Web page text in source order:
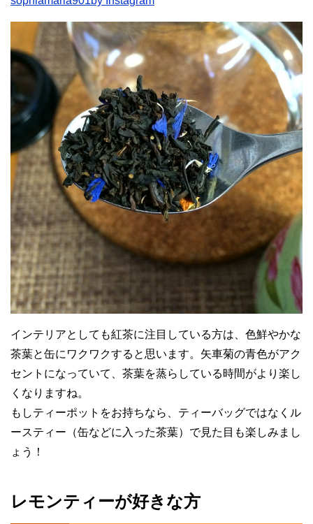
インテリアとしても紅茶に注目している方は、色鮮やかな
茶葉と缶にワクワクすると思います。矢車菊の青色がアク
セントになっていて、茶葉を蒸らしている時間がより楽し
くなりますね。
もしティーポットをお持ちなら、ティーバッグではなくル
ースティー（缶などに入った茶葉）で見た目も楽しみまし
ょう！
レモンティーが好きな方